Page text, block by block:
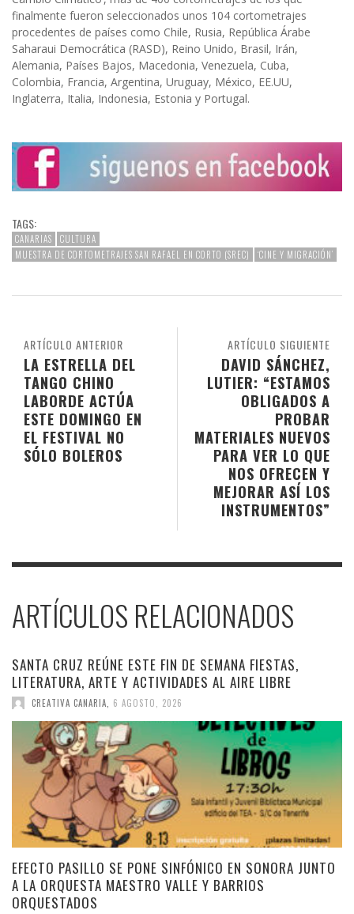
finalmente fueron seleccionados unos 104 cortometrajes
procedentes de países como Chile, Rusia, República Árabe
Saharaui Democrática (RASD), Reino Unido, Brasil, Irán,
Alemania, Países Bajos, Macedonia, Venezuela, Cuba,
Colombia, Francia, Argentina, Uruguay, México, EE.UU,
Inglaterra, Italia, Indonesia, Estonia y Portugal.
TAGS:
CANARIAS
CULTURA
MUESTRA DE CORTOMETRAJES SAN RAFAEL EN CORTO (SREC)
‘CINE Y MIGRACIÓN’
ARTÍCULO SIGUIENTE
DAVID SÁNCHEZ,
LUTIER: “ESTAMOS
OBLIGADOS A
PROBAR
MATERIALES NUEVOS
PARA VER LO QUE
NOS OFRECEN Y
MEJORAR ASÍ LOS
INSTRUMENTOS”
ARTÍCULO ANTERIOR
LA ESTRELLA DEL
TANGO CHINO
LABORDE ACTÚA
ESTE DOMINGO EN
EL FESTIVAL NO
SÓLO BOLEROS
ARTÍCULOS RELACIONADOS
SANTA CRUZ REÚNE ESTE FIN DE SEMANA FIESTAS,
LITERATURA, ARTE Y ACTIVIDADES AL AIRE LIBRE
CREATIVA CANARIA, 6 AGOSTO, 2026
EFECTO PASILLO SE PONE SINFÓNICO EN SONORA JUNTO
A LA ORQUESTA MAESTRO VALLE Y BARRIOS
ORQUESTADOS